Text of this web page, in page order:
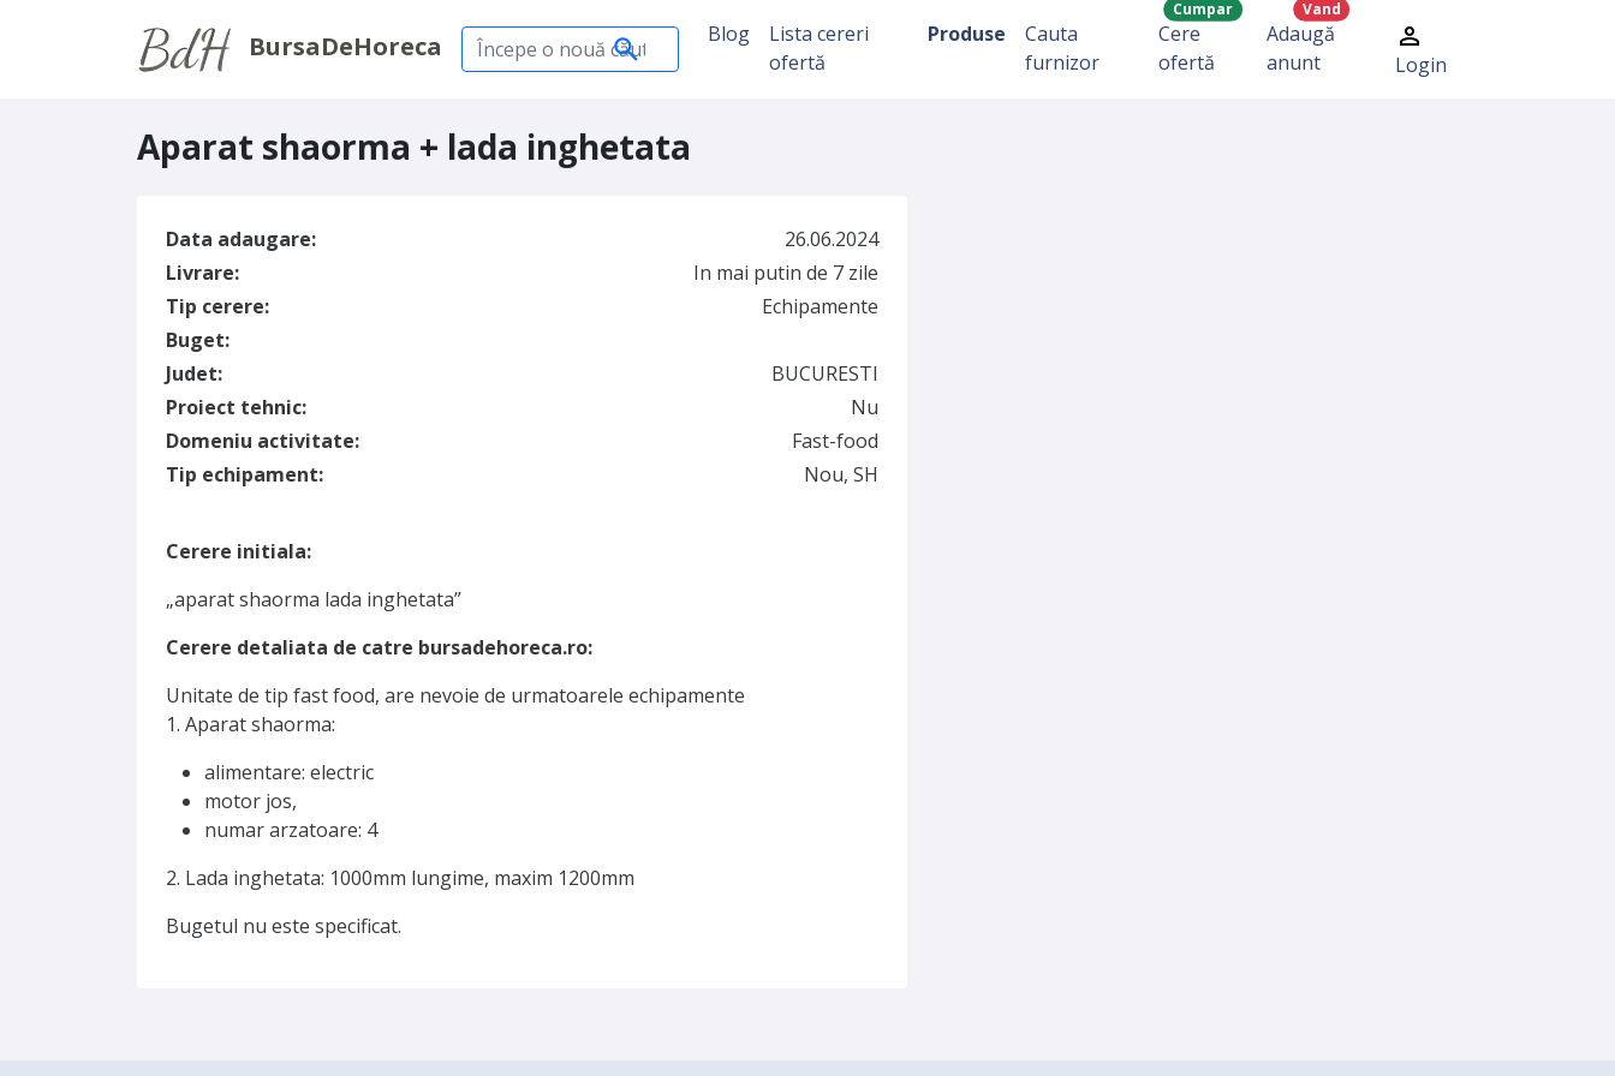
BursaDeHoreca Blog
Lista cereri
ofertă
Produse
Cauta
furnizor
Cere
ofertă
Cumpar
Adaugă
anunt
Vand
Login
Aparat shaorma + lada inghetata
Data adaugare:
26.06.2024
Livrare:
In mai putin de 7 zile
Tip cerere:
Echipamente
Buget:
Judet:
BUCURESTI
Proiect tehnic:
Nu
Domeniu activitate:
Fast-food
Tip echipament:
Nou, SH
Cerere initiala:
„aparat shaorma lada inghetata”
Cerere detaliata de catre bursadehoreca.ro:
Unitate de tip fast food, are nevoie de urmatoarele echipamente
1. Aparat shaorma:
alimentare: electric
motor jos,
numar arzatoare: 4
2. Lada inghetata: 1000mm lungime, maxim 1200mm
Bugetul nu este specificat.